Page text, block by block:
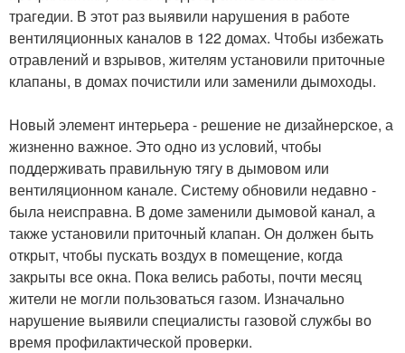
трагедии. В этот раз выявили нарушения в работе
вентиляционных каналов в 122 домах. Чтобы избежать
отравлений и взрывов, жителям установили приточные
клапаны, в домах почистили или заменили дымоходы.
Новый элемент интерьера - решение не дизайнерское, а
жизненно важное. Это одно из условий, чтобы
поддерживать правильную тягу в дымовом или
вентиляционном канале. Систему обновили недавно -
была неисправна. В доме заменили дымовой канал, а
также установили приточный клапан. Он должен быть
открыт, чтобы пускать воздух в помещение, когда
закрыты все окна. Пока велись работы, почти месяц
жители не могли пользоваться газом. Изначально
нарушение выявили специалисты газовой службы во
время профилактической проверки.